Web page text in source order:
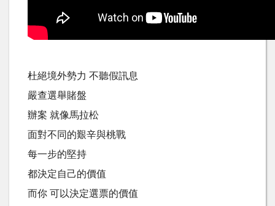
杜絕境外勢力 不聽假訊息
嚴查選舉賭盤
辦案 就像馬拉松
面對不同的艱辛與桃戰
每一步的堅持
都決定自己的價值
而你 可以決定選票的價值